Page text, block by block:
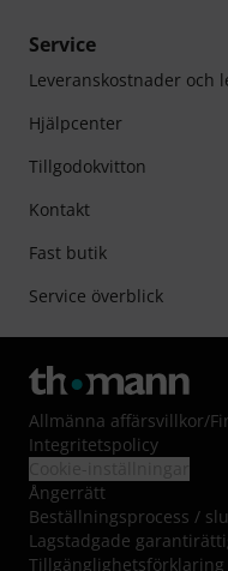
Service
Leveranskostnader och
Hjälpcenter
Tillgodokvitton
Kontakt
Fast butik
Service överblick
Allmänna affärsvillkor/
Integritetspolicy
Ångerrätt
Beställningsprocess /
Lagstadgade
Tillgänglighetsförklaring